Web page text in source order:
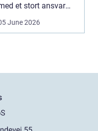
et stort ansvar
i sorgen.
June 2026